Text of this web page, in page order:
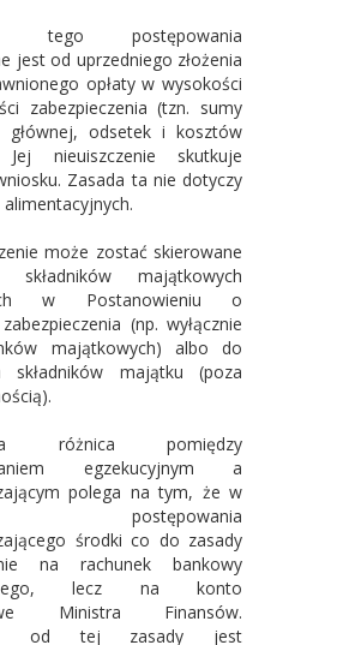
tego postępowania
jest od uprzedniego złożenia
opłaty w wysokości
zabezpieczenia (tzn. sumy
głównej, odsetek i kosztów
Jej nieuiszczenie skutkuje
Zasada ta nie dotyczy
może zostać skierowane
majątkowych
w Postanowieniu o
(np. wyłącznie
majątkowych) albo do
składników majątku (poza
różnica pomiędzy
egzekucyjnym a
polega na tym, że w
postępowania
środki co do zasady
na rachunek bankowy
lecz na konto
Ministra Finansów.
od tej zasady jest